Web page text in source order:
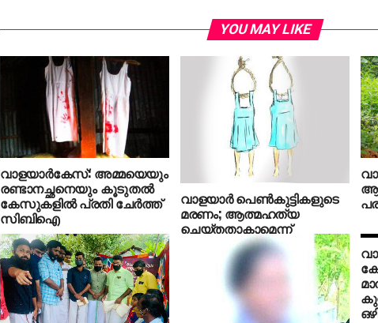
YOU MAY LIKE
വാളയാര്‍കേസ്: അമ്മയെയും
രണ്ടാനച്ഛനെയും കൂടുതല്‍
കേസുകളില്‍ പ്രതി ചേര്‍ത്ത്
സിബിഐ
വാളയാര്‍ പെണ്‍കുട്ടികളുടെ
മരണം; ആത്മഹത്യ
ചെയ്തതാകാമെന്ന്
സിബിഐ